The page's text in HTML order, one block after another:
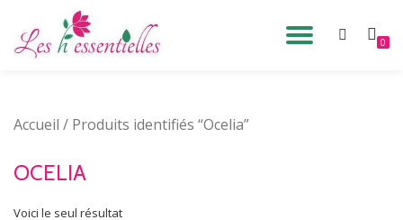
Aller
0
Accueil / Produits identifiés “Ocelia”
OCELIA
Voici le seul résultat